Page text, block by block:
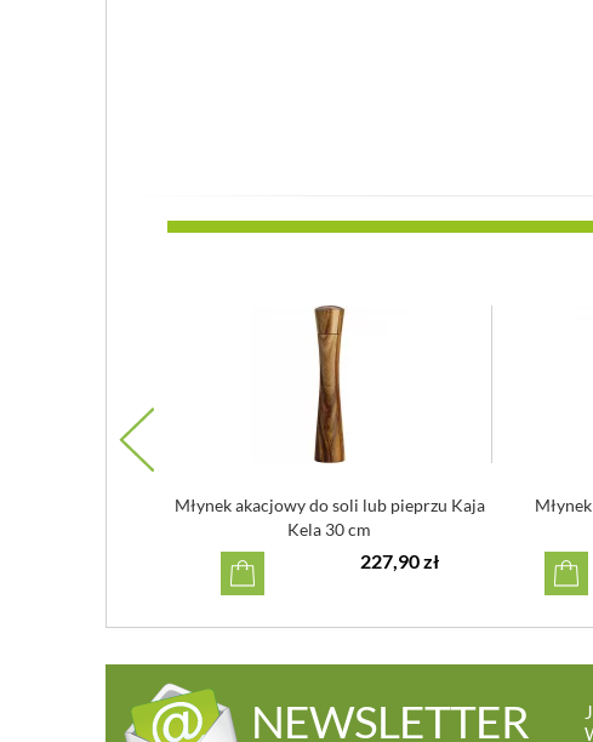
Młynek akacjowy do soli lub pieprzu Kaja
Kela 30 cm
227,90 zł
NEWSLETTER